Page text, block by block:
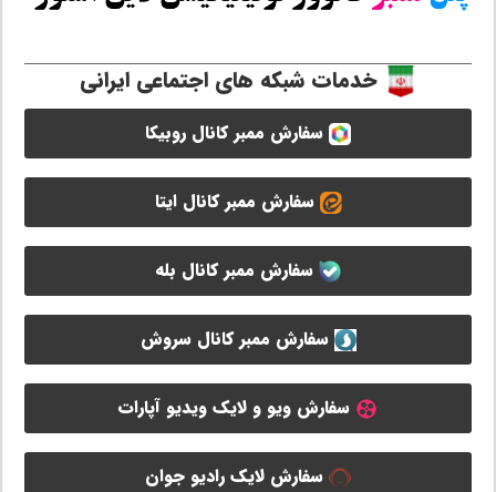
خدمات شبکه های اجتماعی ایرانی
سفارش ممبر کانال روبیکا
سفارش ممبر کانال ایتا
سفارش ممبر کانال بله
سفارش ممبر کانال سروش
سفارش ویو و لایک ویدیو آپارات
سفارش لایک رادیو جوان